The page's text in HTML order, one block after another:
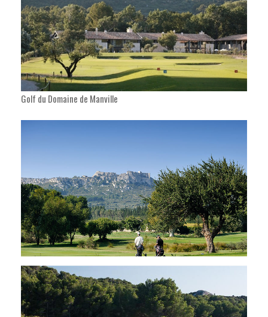
Golf du Domaine de Manville